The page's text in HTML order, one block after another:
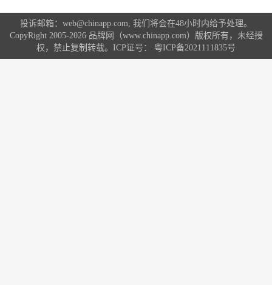
投诉邮箱：web@chinapp.com, 我们将会在48小时内给予处理。
CopyRight 2005-2026 品牌网（www.chinapp.com）版权所有，未经授
权，禁止复制转载。ICP证号： 粤ICP备2021111835号